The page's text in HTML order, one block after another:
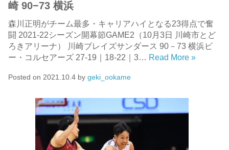
崎 90−73 横浜
森川正明がチーム最多・キャリアハイとなる23得点で奮
闘 2021-22シーズン開幕節GAME2（10月3日 川崎市とど
ろきアリーナ） 川崎ブレイズサンダース 90－73 横浜ビ
ー・コルセアーズ 27-19｜18-22｜3… Read More »
Posted on 2021.10.4by geki_ookame